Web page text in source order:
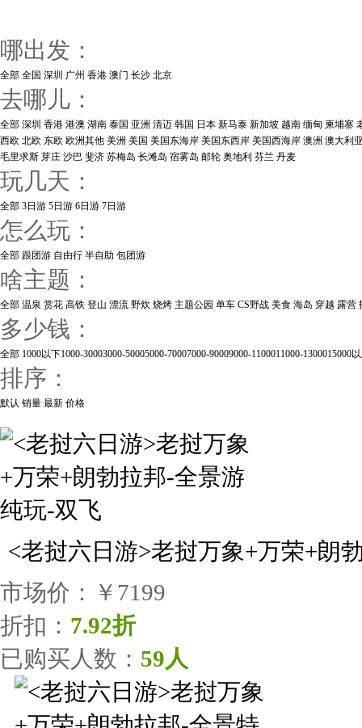
哪出发：
全部 全国 深圳 广州 香港 澳门 长沙 北京
去哪儿：
全部 深圳 香港 港澳 湖南 泰国 亚洲 清迈 韩国 日本 新马泰 新加坡 越南 缅甸 柬埔寨
西欧 北欧 东欧 欧洲其他 美洲 美国 美国东海岸 美国东西岸 美国西海岸 澳洲 澳大利
毛里求斯 芽庄 沙巴 斐济 苏梅岛 长滩岛 宿雾岛 邮轮 奥地利 芬兰 丹麦
玩几天：
全部 3日游 5日游 6日游 7日游
怎么玩：
全部 跟团游 自由行 半自助 包团游
啥主题：
全部 温泉 赏花 高铁 登山 漂流 野炊 烧烤 主题公园 单车 CS野战 美食 海岛 穿越 露营
多少钱：
全部 1000以下1000-30003000-50005000-70007000-90009000-1100011000-1300015000
排序：
默认 销量 最新 价格
<老挝六日游>老挝万象+万荣+朗
市场价：
￥7199
折扣： 7.92折
已购买人数： 59人